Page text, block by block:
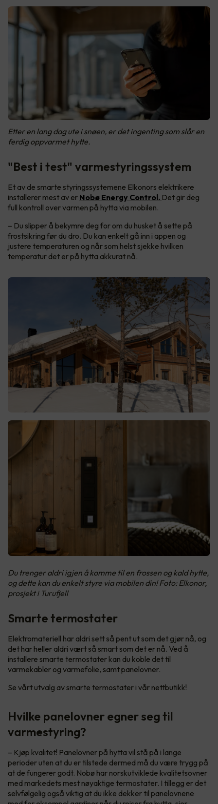
Etter en lang dag ute i snøen, er det ingenting som slår en
ferdig oppvarmet hytte.
"Best i test" varmestyringssystem
Et av de smarte styringssystemene Elkonors elektrikere
installerer mest av er Nobø Energy Control. Det gir deg
full kontroll over varmen på hytta via mobilen.
– Du slipper å bekymre deg for om du husket å sette på
frostsikring før du dro. Du kan enkelt gå inn i appen og
justere temperaturen og når som helst sjekke hvilken
temperatur det er på hytta akkurat nå.
Du trenger aldri igjen å komme til en frossen og kald hytte,
og dette kan du enkelt styre via mobilen din! Foto: Elkonor,
prosjekt i Turufjell
Smarte termostater
Elektromateriell har aldri sett så pent ut som det gjør nå, og
det har heller aldri vært så smart som det er nå. Ved å
installere smarte termostater kan du koble det til
varmekabler og varmefolie, samt panelovner.
Se vårt utvalg av smarte termostater i vår nettbutikk!
Hvilke panelovner egner seg til
varmestyring?
– Kjøp kvalitet! Panelovner på hytta vil stå på i lange
perioder uten at du er tilstede dermed må du være trygg på
at de fungerer godt. Nobø har norskutviklede kvalitetsovner
med markedets mest nøyaktige termostater. I tillegg er det
selvfølgelig også viktig at du ikke dekker til panelovnene